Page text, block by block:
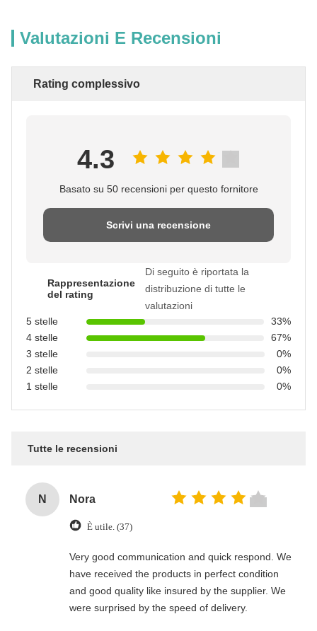
Valutazioni E Recensioni
Rating complessivo
4.3
Basato su 50 recensioni per questo fornitore
Scrivi una recensione
Rappresentazione
del rating
Di seguito è riportata la
distribuzione di tutte le
valutazioni
5 stelle
33%
4 stelle
67%
3 stelle
0%
2 stelle
0%
1 stelle
0%
Tutte le recensioni
N Nora
È utile. (37)
Very good communication and quick respond. We
have received the products in perfect condition
and good quality like insured by the supplier. We
were surprised by the speed of delivery.